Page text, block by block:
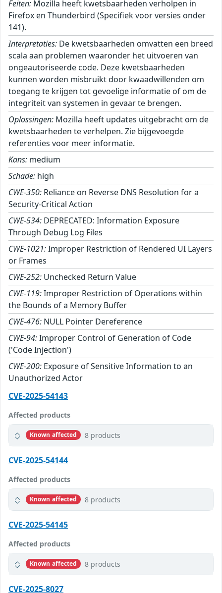
Feiten: Mozilla heeft kwetsbaarheden verholpen in
Firefox en Thunderbird (Specifiek voor versies onder
141).
Interpretaties: De kwetsbaarheden omvatten een breed
scala aan problemen waaronder het uitvoeren van
ongeautoriseerde code. Deze kwetsbaarheden
kunnen worden misbruikt door kwaadwillenden om
toegang te krijgen tot gevoelige informatie of om de
integriteit van systemen in gevaar te brengen.
Oplossingen: Mozilla heeft updates uitgebracht om de
kwetsbaarheden te verhelpen. Zie bijgevoegde
referenties voor meer informatie.
Kans: medium
Schade: high
CWE-350: Reliance on Reverse DNS Resolution for a
Security-Critical Action
CWE-534: DEPRECATED: Information Exposure
Through Debug Log Files
CWE-1021:Improper Restriction of Rendered UI Layers
or Frames
CWE-252: Unchecked Return Value
CWE-119:Improper Restriction of Operations within
the Bounds of a Memory Buffer
CWE-476: NULL Pointer Dereference
CWE-94:Improper Control of Generation of Code
('Code Injection')
CWE-200: Exposure of Sensitive Information to an
Unauthorized Actor
CVE-2025-54143
Affected products
Known affected 8 products
CVE-2025-54144
Affected products
Known affected 8 products
CVE-2025-54145
Affected products
Known affected 8 products
CVE-2025-8027